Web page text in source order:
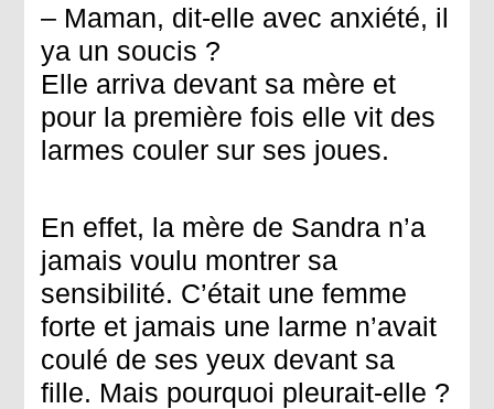
– Maman, dit-elle avec anxiété, il
ya un soucis ?
Elle arriva devant sa mère et
pour la première fois elle vit des
larmes couler sur ses joues.
En effet, la mère de Sandra n’a
jamais voulu montrer sa
sensibilité. C’était une femme
forte et jamais une larme n’avait
coulé de ses yeux devant sa
fille. Mais pourquoi pleurait-elle ?